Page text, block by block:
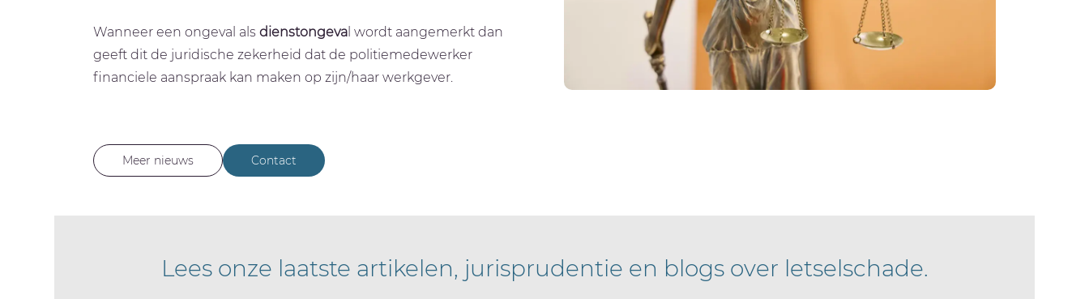
Wanneer een ongeval alsdienstongeva l wordt aangemerkt dan
geeft dit de juridische zekerheid dat de politiemedewerker
financiele aanspraak kan maken op zijn/haar werkgever.
Meer nieuws Contact
Lees onze laatste artikelen, jurisprudentie en blogs over letselschade.